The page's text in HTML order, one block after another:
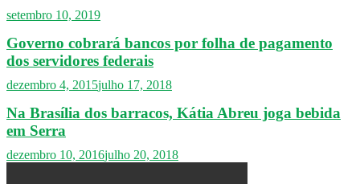
setembro 10, 2019
Governo cobrará bancos por folha de pagamento
dos servidores federais
dezembro 4, 2015julho 17, 2018
Na Brasília dos barracos, Kátia Abreu joga bebida
em Serra
dezembro 10, 2016julho 20, 2018